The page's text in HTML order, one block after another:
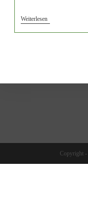
Weiterlesen
Copyright -